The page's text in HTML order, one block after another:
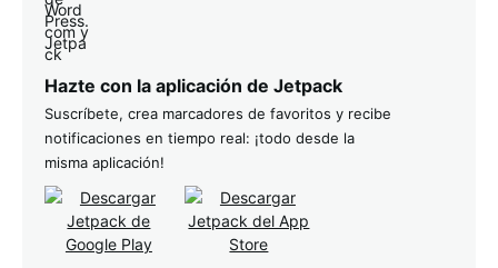
Hazte con la aplicación de Jetpack
Suscríbete, crea marcadores de favoritos y recibe
notificaciones en tiempo real: ¡todo desde la
misma aplicación!